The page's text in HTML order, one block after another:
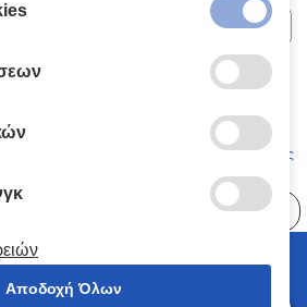
ΧΑΛΚΙΑΔΑΚΗΣ Α.Ε.
Κώδικας Δεοντολογίας
all rights reserved
Αποδοχή Όλων